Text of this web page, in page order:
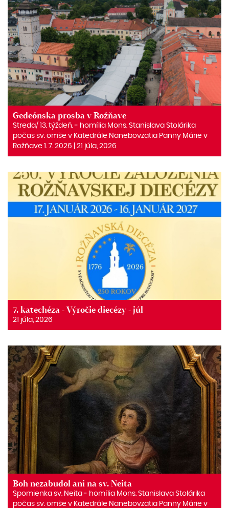
Gedeónska prosba v Rožňave
Streda/ 13. týždeň. ‒ homília Mons. Stanislava Stolárika
počas sv. omše v Katedrále Nanebovzatia Panny Márie v
Rožňave 1. 7. 2026 | 21 júla, 2026
7. katechéza - Výročie diecézy - júl
21 júla, 2026
Boh nezabudol ani na sv. Neita
Spomienka sv. Neita ‒ homília Mons. Stanislava Stolárika
počas sv. omše v Katedrále Nanebovzatia Panny Márie v